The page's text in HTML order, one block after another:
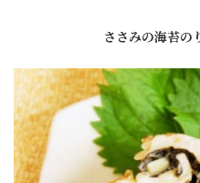
ささみの海苔の